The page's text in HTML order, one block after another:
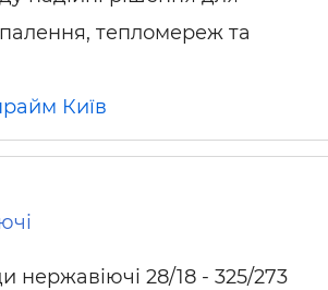
тепломереж та
Київ
нержавіючі 28/18 - 325/273